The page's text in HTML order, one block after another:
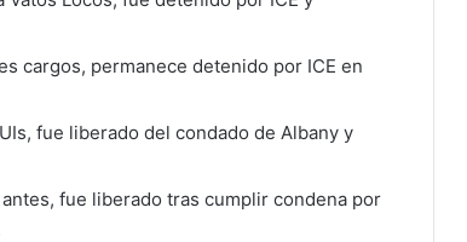
cargos, permanece detenido por ICE en
fue liberado del condado de Albany y
fue liberado tras cumplir condena por